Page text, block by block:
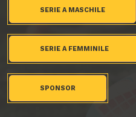
SERIE A MASCHILE
SERIE A FEMMINILE
SPONSOR